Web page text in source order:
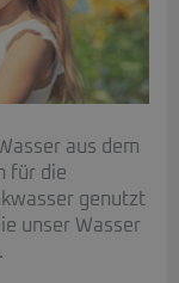
aus dem
für die
genutzt
unser Wasser